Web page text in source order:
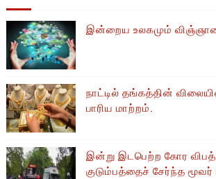
இன்றைய உலகமும்
நாட்டில் தங்கத்தின்
பாரிய மாற்றம்.
இன்று இடபெற்ற கோர
குடும்பத்தைச் சேர்ந்த மூவர்